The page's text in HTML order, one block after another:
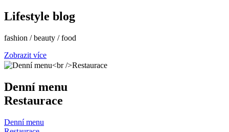
Lifestyle blog
fashion / beauty / food
Zobrazit více
Denní menu
Restaurace
Denní menu